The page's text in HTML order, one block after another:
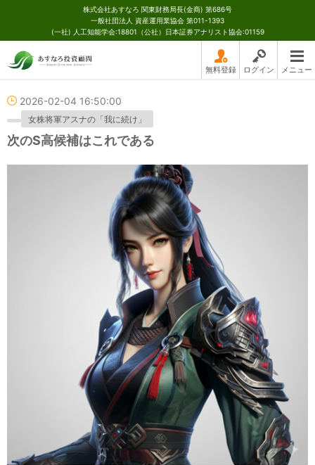
株式会社あすなろ 関東財務局長(金商) 第686号
一般社団法人 資産運用業協会 第011-1393
(一社) 人工知能学会:18801（公社）日本証券アナリスト協会:01159
無料登録 ログイン メニュー
2026-02-04 16:50:00
女株将軍アスナの「我に続け」
次のS高候補はこれである